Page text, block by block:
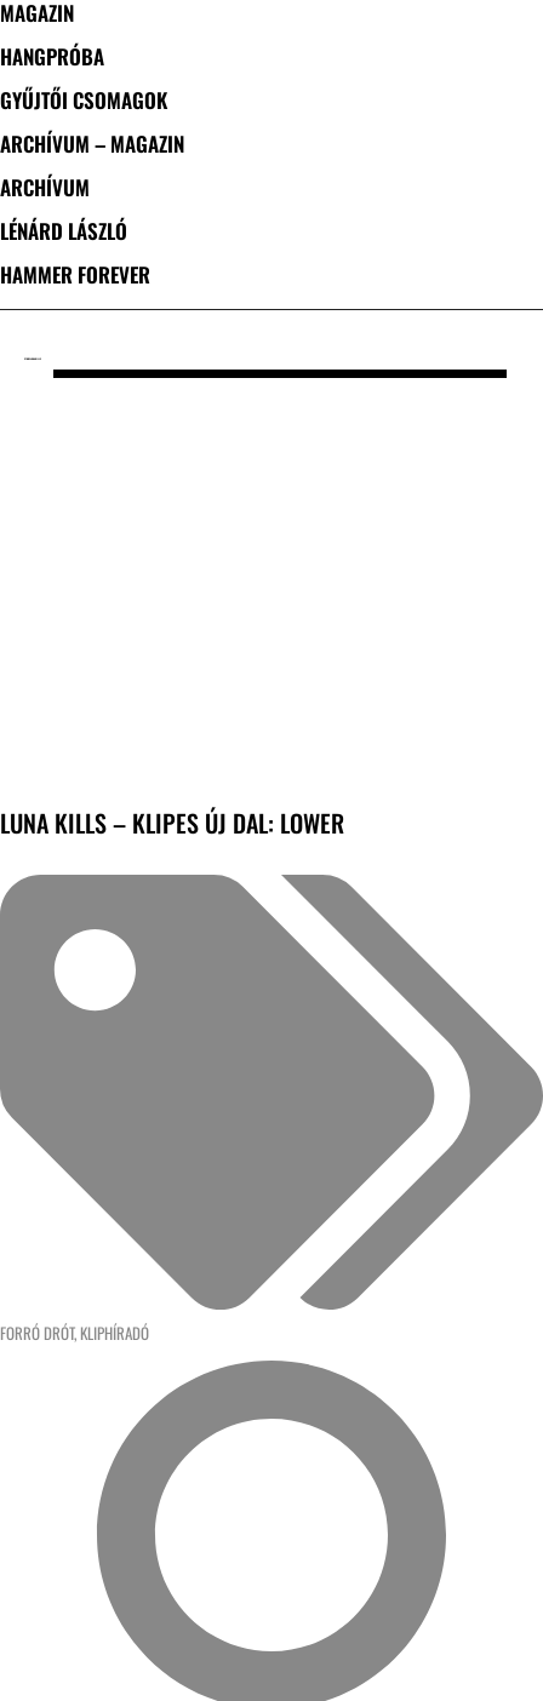
MAGAZIN
HANGPRÓBA
GYŰJTŐI CSOMAGOK
ARCHÍVUM – MAGAZIN
ARCHÍVUM
LÉNÁRD LÁSZLÓ
HAMMER FOREVER
LUNA KILLS – KLIPES ÚJ DAL: LOWER
FORRÓ DRÓT, KLIPHÍRADÓ